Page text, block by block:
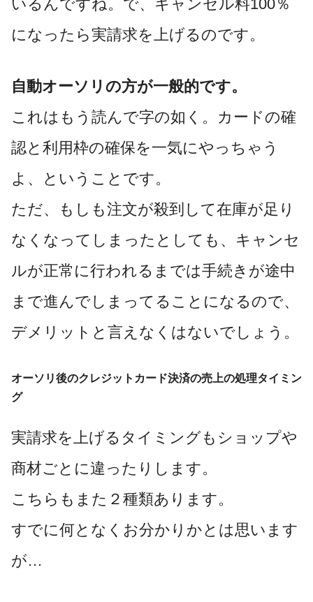
いるんですね。で、キャンセル料100％
になったら実請求を上げるのです。
自動オーソリの方が一般的です。
これはもう読んで字の如く。カードの確
認と利用枠の確保を一気にやっちゃう
よ、ということです。
ただ、もしも注文が殺到して在庫が足り
なくなってしまったとしても、キャンセ
ルが正常に行われるまでは手続きが途中
まで進んでしまってることになるので、
デメリットと言えなくはないでしょう。
オーソリ後のクレジットカード決済の売上の処理タイミン
グ
実請求を上げるタイミングもショップや
商材ごとに違ったりします。
こちらもまた２種類あります。
すでに何となくお分かりかとは思います
が…